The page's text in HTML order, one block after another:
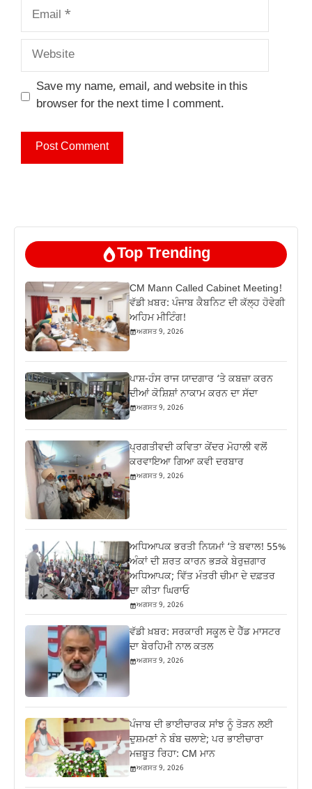
Email
Website
Save my name, email, and website in this
browser for the next time I comment.
Top Trending
CM Mann Called Cabinet Meeting!
ਵੱਡੀ ਖ਼ਬਰ: ਪੰਜਾਬ ਕੈਬਨਿਟ ਦੀ ਕੱਲ੍ਹ ਹੋਵੇਗੀ
ਅਹਿਮ ਮੀਟਿੰਗ!
ਅਗਸਤ 9, 2026
ਪਾਸ਼-ਹੰਸ ਰਾਜ ਯਾਦਗਾਰ ‘ਤੇ ਕਬਜ਼ਾ ਕਰਨ
ਦੀਆਂ ਕੋਸ਼ਿਸ਼ਾਂ ਨਾਕਾਮ ਕਰਨ ਦਾ ਸੱਦਾ
ਅਗਸਤ 9, 2026
ਪ੍ਰਗਤੀਵਦੀ ਕਵਿਤਾ ਕੇਂਦਰ ਮੋਹਾਲੀ ਵਲੋਂ
ਕਰਵਾਇਆ ਗਿਆ ਕਵੀ ਦਰਬਾਰ
ਅਗਸਤ 9, 2026
ਅਧਿਆਪਕ ਭਰਤੀ ਨਿਯਮਾਂ ‘ਤੇ ਬਵਾਲ! 55%
ਅੰਕਾਂ ਦੀ ਸ਼ਰਤ ਕਾਰਨ ਭੜਕੇ ਬੇਰੁਜ਼ਗਾਰ
ਅਧਿਆਪਕ; ਵਿੱਤ ਮੰਤਰੀ ਚੀਮਾ ਦੇ ਦਫ਼ਤਰ
ਦਾ ਕੀਤਾ ਘਿਰਾਓ
ਅਗਸਤ 9, 2026
ਵੱਡੀ ਖ਼ਬਰ: ਸਰਕਾਰੀ ਸਕੂਲ ਦੇ ਹੈੱਡ ਮਾਸਟਰ
ਦਾ ਬੇਰਹਿਮੀ ਨਾਲ ਕਤਲ
ਅਗਸਤ 9, 2026
ਪੰਜਾਬ ਦੀ ਭਾਈਚਾਰਕ ਸਾਂਝ ਨੂੰ ਤੋੜਨ ਲਈ
ਦੁਸ਼ਮਣਾਂ ਨੇ ਬੰਬ ਚਲਾਏ; ਪਰ ਭਾਈਚਾਰਾ
ਮਜ਼ਬੂਤ ਰਿਹਾ: CM ਮਾਨ
ਅਗਸਤ 9, 2026